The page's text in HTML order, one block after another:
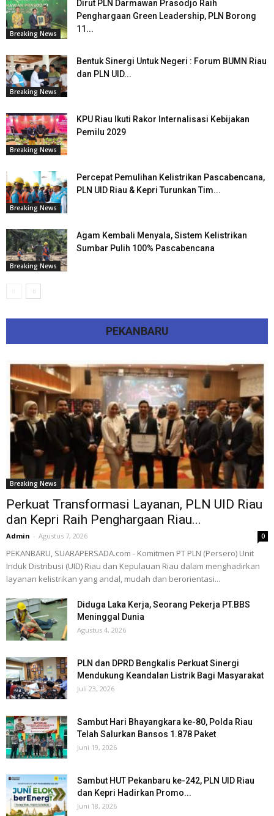
Breaking News
Dirut PLN Darmawan Prasodjo Raih
Penghargaan Green Leadership, PLN Borong
11...
Breaking News
Bentuk Sinergi Untuk Negeri : Forum BUMN Riau
dan PLN UID...
Breaking News
KPU Riau Ikuti Rakor Internalisasi Kebijakan
Pemilu 2029
Breaking News
Percepat Pemulihan Kelistrikan Pascabencana,
PLN UID Riau & Kepri Turunkan Tim...
Breaking News
Agam Kembali Menyala, Sistem Kelistrikan
Sumbar Pulih 100% Pascabencana
PEKANBARU
Breaking News
Perkuat Transformasi Layanan, PLN UID Riau
dan Kepri Raih Penghargaan Riau...
Admin - Agustus 7, 2026 0
PEKANBARU, SUARAPERSADA.com - Komitmen PT PLN (Persero) Unit
Induk Distribusi (UID) Riau dan Kepulauan Riau dalam menghadirkan
layanan kelistrikan yang andal, mudah dan berorientasi...
Diduga Laka Kerja, Seorang Pekerja PT.BBS
Meninggal Dunia
Agustus 4, 2026
PLN dan DPRD Bengkalis Perkuat Sinergi
Mendukung Keandalan Listrik Bagi Masyarakat
Juli 23, 2026
Sambut Hari Bhayangkara ke-80, Polda Riau
Telah Salurkan Bansos 1.878 Paket
Juni 19, 2026
Sambut HUT Pekanbaru ke-242, PLN UID Riau
dan Kepri Hadirkan Promo...
Juni 18, 2026